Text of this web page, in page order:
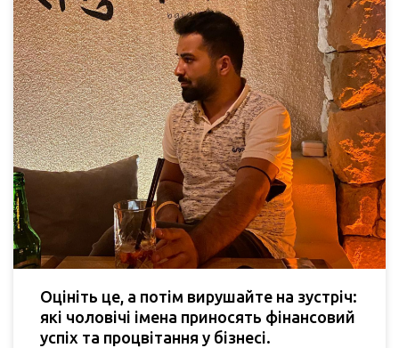
Оцініть це, а потім вирушайте на зустріч:
які чоловічі імена приносять фінансовий
успіх та процвітання у бізнесі.